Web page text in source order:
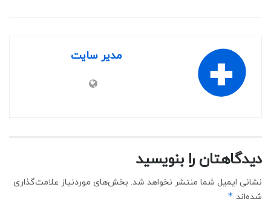
مدیر سایت
دیدگاهتان را بنویسید
نشانی ایمیل شما منتشر نخواهد شد. بخش‌های موردنیاز علامت‌گذاری
شده‌اند *